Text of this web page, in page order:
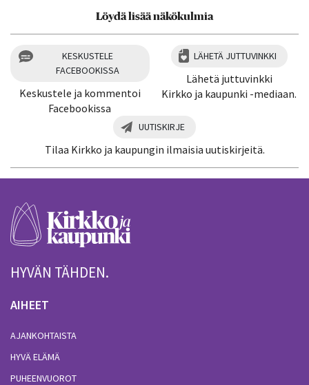
Löydä lisää näkökulmia
KESKUSTELE
FACEBOOKISSA
Keskustele ja kommentoi
Facebookissa
LÄHETÄ JUTTUVINKKI
Lähetä juttuvinkki
Kirkko ja kaupunki -mediaan.
UUTISKIRJE
Tilaa Kirkko ja kaupungin ilmaisia uutiskirjeitä.
HYVÄN TÄHDEN.
AIHEET
AJANKOHTAISTA
HYVÄ ELÄMÄ
PUHEENVUOROT